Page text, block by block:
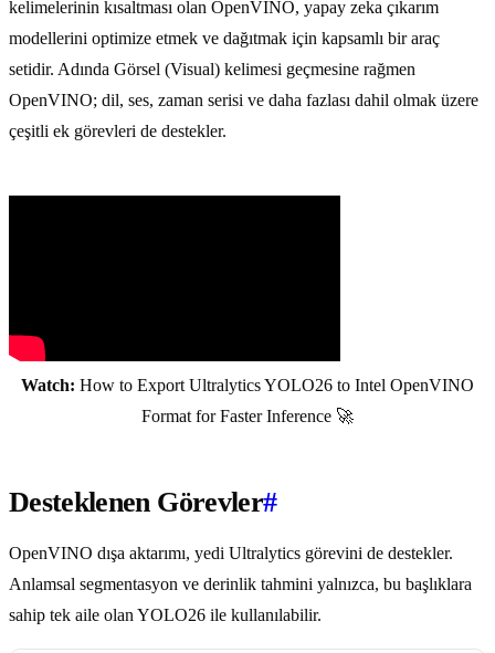
kelimelerinin kısaltması olan OpenVINO, yapay zeka çıkarım
modellerini optimize etmek ve dağıtmak için kapsamlı bir araç
setidir. Adında Görsel (Visual) kelimesi geçmesine rağmen
OpenVINO; dil, ses, zaman serisi ve daha fazlası dahil olmak üzere
çeşitli ek görevleri de destekler.
Watch: How to Export Ultralytics YOLO26 to Intel OpenVINO
Format for Faster Inference 🚀
Desteklenen Görevler#
OpenVINO dışa aktarımı, yedi Ultralytics görevini de destekler.
Anlamsal segmentasyon ve derinlik tahmini yalnızca, bu başlıklara
sahip tek aile olan YOLO26 ile kullanılabilir.